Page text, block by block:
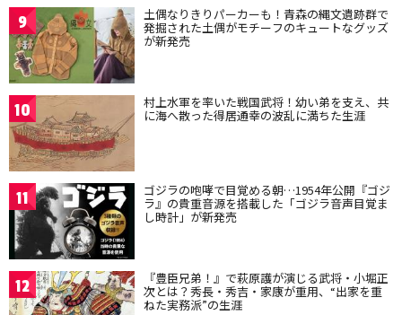
9 土偶なりきりパーカーも！青森の縄文遺跡群で
発掘された土偶がモチーフのキュートなグッズ
が新発売
10 村上水軍を率いた戦国武将！幼い弟を支え、共
に海へ散った得居通幸の波乱に満ちた生涯
11 ゴジラの咆哮で目覚める朝…1954年公開『ゴジ
ラ』の貴重音源を搭載した「ゴジラ音声目覚ま
し時計」が新発売
12 『豊臣兄弟！』で萩原護が演じる武将・小堀正
次とは？秀長・秀吉・家康が重用、“出家を重
ねた実務派”の生涯